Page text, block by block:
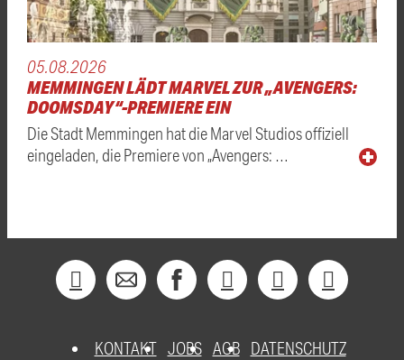
05.08.2026
MEMMINGEN LÄDT MARVEL ZUR „AVENGERS:
DOOMSDAY“-PREMIERE EIN
Die Stadt Memmingen hat die Marvel Studios offiziell
eingeladen, die Premiere von „Avengers: …
KONTAKT JOBS AGB DATENSCHUTZ